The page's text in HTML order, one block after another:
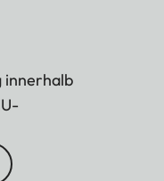
innerhalb